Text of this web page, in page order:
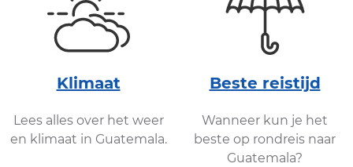
Klimaat
Lees alles over het weer
en klimaat in Guatemala.
Beste reistijd
Wanneer kun je het
beste op rondreis naar
Guatemala?